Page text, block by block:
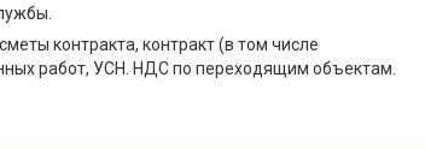
контракта, контракт (в том числе
работ, УСН. НДС по переходящим объектам.